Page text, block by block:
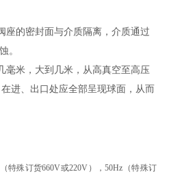
座的密封面与介质隔离，介质通过
。
毫米，大到几米，从高真空至高压
进、出口处应全部呈现球面，从而
特殊订货660V或220V），50Hz（特殊订